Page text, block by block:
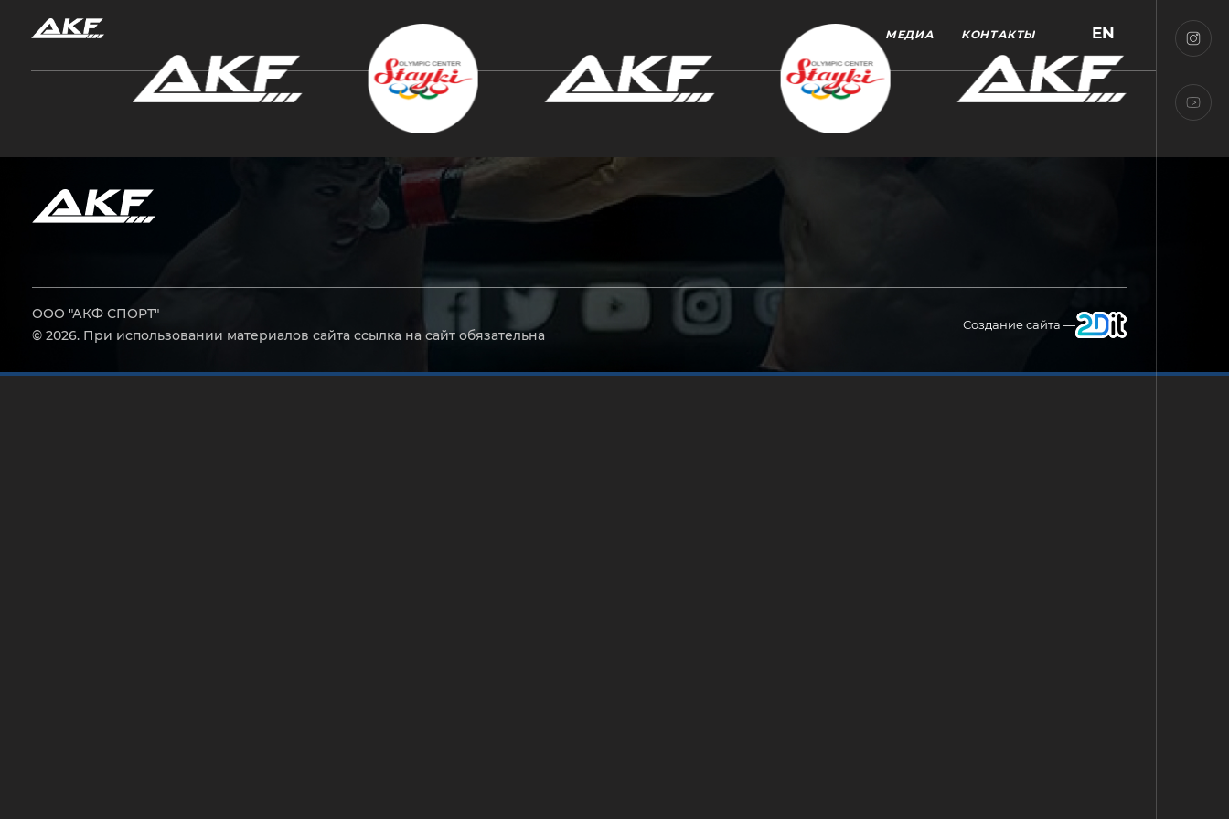
МЕДИА КОНТАКТЫ EN
ООО "АКФ СПОРТ"
© 2026. При использовании материалов сайта ссылка на сайт обязательна
Создание сайта —
Нажмите Enter для поиска или Esc, чтобы закрыть